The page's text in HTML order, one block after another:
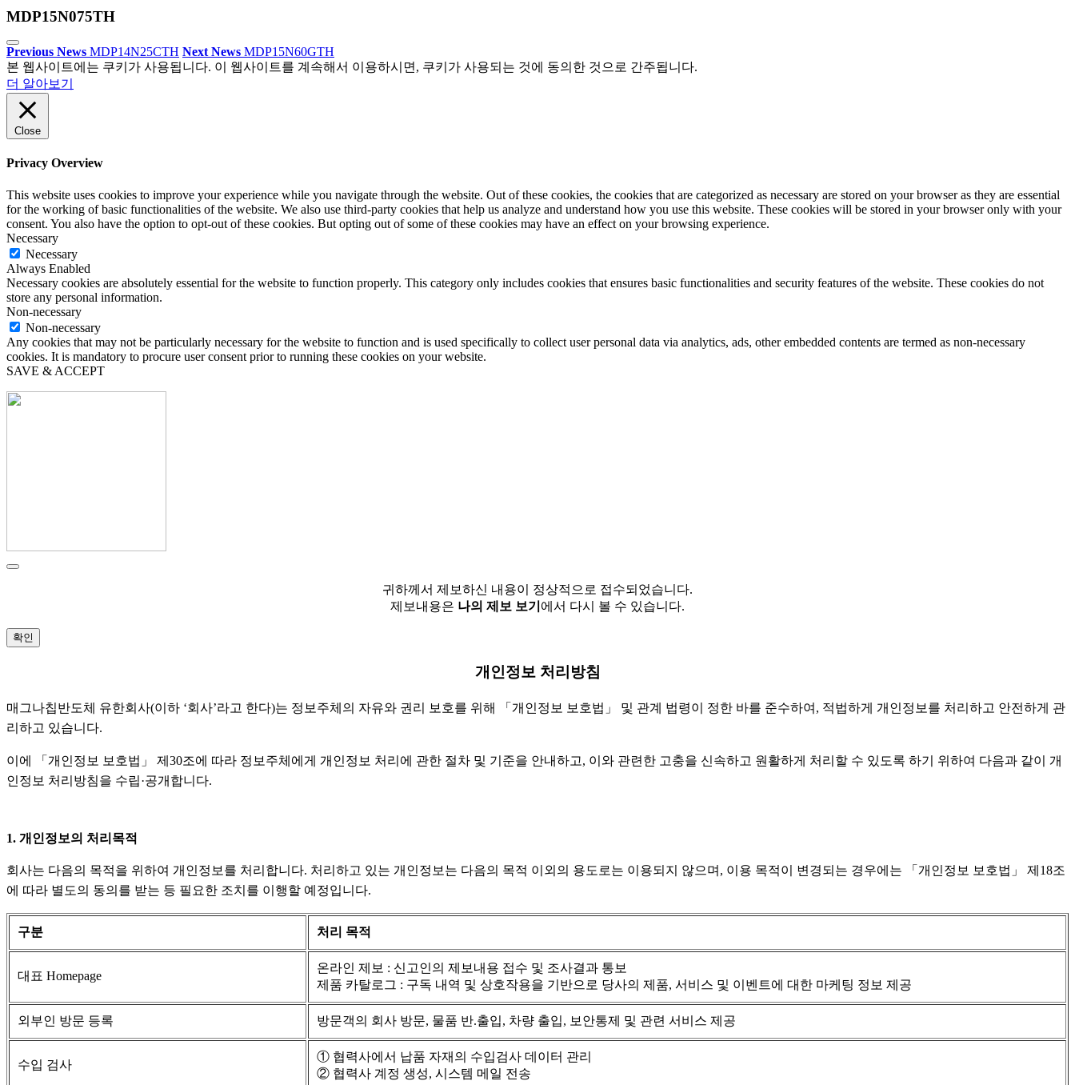
MDP15N075TH
Previous News MDP14N25CTH Next News MDP15N60GTH
본 웹사이트에는 쿠키가 사용됩니다. 이 웹사이트를 계속해서 이용하시면, 쿠키가 사용되는 것에 동의한 것으로 간주됩니다.
더 알아보기
Close
Privacy Overview
This website uses cookies to improve your experience while you navigate through the website. Out of these cookies, the cookies that are categorized as necessary are stored on your browser as they are essential
for the working of basic functionalities of the website. We also use third-party cookies that help us analyze and understand how you use this website. These cookies will be stored in your browser only with your
consent. You also have the option to opt-out of these cookies. But opting out of some of these cookies may have an effect on your browsing experience.
Necessary
Necessary
Always Enabled
Necessary cookies are absolutely essential for the website to function properly. This category only includes cookies that ensures basic functionalities and security features of the website. These cookies do not
store any personal information.
Non-necessary
Non-necessary
Any cookies that may not be particularly necessary for the website to function and is used specifically to collect user personal data via analytics, ads, other embedded contents are termed as non-necessary
cookies. It is mandatory to procure user consent prior to running these cookies on your website.
SAVE & ACCEPT
귀하께서 제보하신 내용이 정상적으로 접수되었습니다.
제보내용은 나의 제보 보기 에서 다시 볼 수 있습니다.
확인
개인정보 처리방침
매그나칩반도체 유한회사(이하 ‘회사’라고 한다)는 정보주체의 자유와 권리 보호를 위해 「개인정보 보호법」 및 관계 법령이 정한 바를 준수하여, 적법하게 개인정보를 처리하고 안전하게 관
리하고 있습니다.
이에 「개인정보 보호법」 제30조에 따라 정보주체에게 개인정보 처리에 관한 절차 및 기준을 안내하고, 이와 관련한 고충을 신속하고 원활하게 처리할 수 있도록 하기 위하여 다음과 같이 개
인정보 처리방침을 수립·공개합니다.
1. 개인정보의 처리목적
회사는 다음의 목적을 위하여 개인정보를 처리합니다. 처리하고 있는 개인정보는 다음의 목적 이외의 용도로는 이용되지 않으며, 이용 목적이 변경되는 경우에는 「개인정보 보호법」 제18조
에 따라 별도의 동의를 받는 등 필요한 조치를 이행할 예정입니다.
구분 처리 목적
대표 Homepage
온라인 제보 : 신고인의 제보내용 접수 및 조사결과 통보
제품 카탈로그 : 구독 내역 및 상호작용을 기반으로 당사의 제품, 서비스 및 이벤트에 대한 마케팅 정보 제공
외부인 방문 등록 방문객의 회사 방문, 물품 반.출입, 차량 출입, 보안통제 및 관련 서비스 제공
수입 검사
① 협력사에서 납품 자재의 수입검사 데이터 관리
② 협력사 계정 생성, 시스템 메일 전송